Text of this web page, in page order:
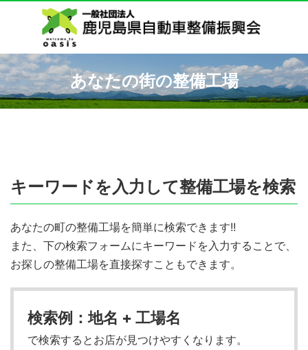
あなたの街の整備工場
キーワードを入力して整備工場を検索
あなたの町の整備工場を簡単に検索できます!!
また、下の検索フォームにキーワードを入力することで、
お探しの整備工場を直接探すこともできます。
検索例：地名 + 工場名
で検索するとお店が見つけやすくなります。